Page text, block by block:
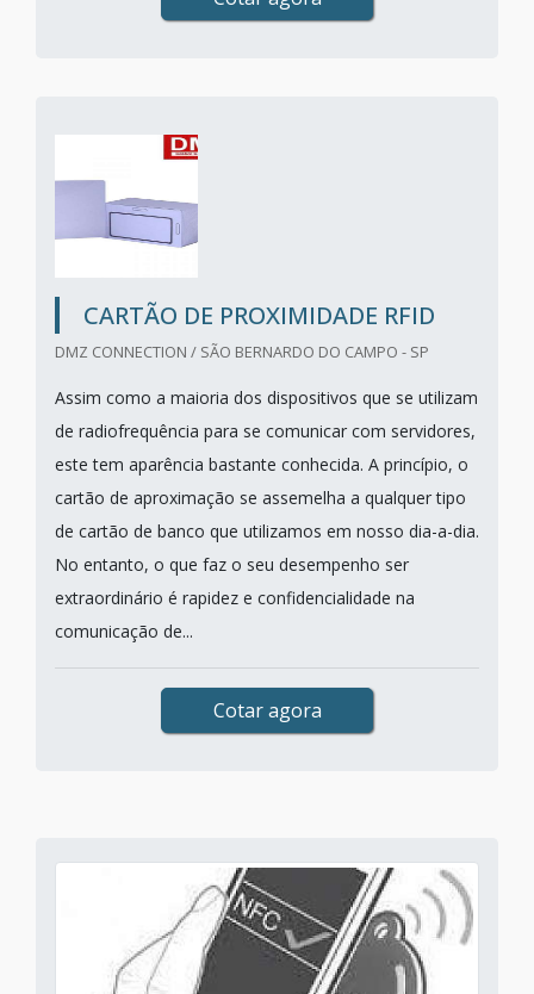
CARTÃO DE PROXIMIDADE RFID
DMZ CONNECTION / SÃO BERNARDO DO CAMPO - SP
Assim como a maioria dos dispositivos que se utilizam
de radiofrequência para se comunicar com servidores,
este tem aparência bastante conhecida. A princípio, o
cartão de aproximação se assemelha a qualquer tipo
de cartão de banco que utilizamos em nosso dia-a-dia.
No entanto, o que faz o seu desempenho ser
extraordinário é rapidez e confidencialidade na
comunicação de...
Cotar agora